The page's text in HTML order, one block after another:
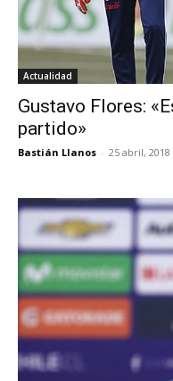
Actualidad
Gustavo Flores:
partido»
Bastián Llanos - 25 abril, 2018